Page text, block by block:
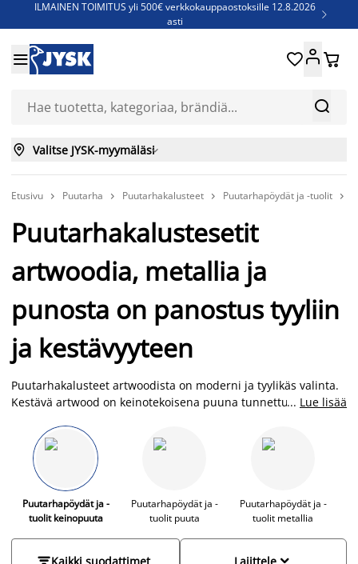
ILMAINEN TOIMITUS yli 500€ verkkokauppaostoksille 12.8.2026
asti

Jenkkisänkyjä - Säästä jopa 60%


 
 Valitse JYSK-myymäläsi
Etusivu  Puutarha  Puutarhakalusteet  Puutarhapöydät ja -tuolit 
Puutarhakalustesetit
artwoodia, metallia ja
punosta on panostus tyyliin
ja kestävyyteen
Puutarhakalusteet artwoodista on moderni ja tyylikäs valinta.
Kestävä artwood on keinotekoisena puuna tunnettu
käytännöllisyys ja kestävyys. Se on UV-resistentti ja sietää
jään, lumen, sateen ja suoran auringonvalon. Artwood-
kalusteitamme voit siis pitää ulkona huoletta, ja ne on helppo
puhdistaa vedellä ja saippualla. Puutarhakalustesetit ulos
polyrottinkista, metallista ja artwoodista löydät JYSKistä
edulliseen hintaan ja laajasta valikoimasta.
... Lue lisää
Puutarhapöydät ja -
tuolit keinopuuta
Puutarhapöydät ja -
tuolit puuta
Puutarhapöydät ja -
tuolit metallia
Kaikki suodattimet 
Lajittele